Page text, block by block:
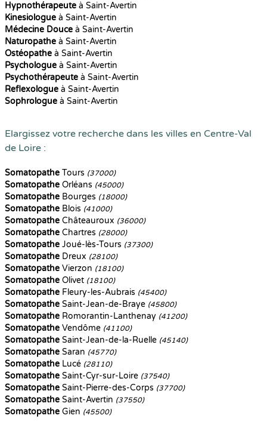
Hypnothérapeute à Saint-Avertin
Kinesiologue à Saint-Avertin
Médecine Douce à Saint-Avertin
Naturopathe à Saint-Avertin
Ostéopathe à Saint-Avertin
Psychologue à Saint-Avertin
Psychothérapeute à Saint-Avertin
Reflexologue à Saint-Avertin
Sophrologue à Saint-Avertin
Elargissez votre recherche dans les villes en Centre-Val
de Loire :
Somatopathe Tours (37000)
Somatopathe Orléans (45000)
Somatopathe Bourges (18000)
Somatopathe Blois (41000)
Somatopathe Châteauroux (36000)
Somatopathe Chartres (28000)
Somatopathe Joué-lès-Tours (37300)
Somatopathe Dreux (28100)
Somatopathe Vierzon (18100)
Somatopathe Olivet (18100)
Somatopathe Fleury-les-Aubrais (45400)
Somatopathe Saint-Jean-de-Braye (45800)
Somatopathe Romorantin-Lanthenay (41200)
Somatopathe Vendôme (41100)
Somatopathe Saint-Jean-de-la-Ruelle (45140)
Somatopathe Saran (45770)
Somatopathe Lucé (28110)
Somatopathe Saint-Cyr-sur-Loire (37540)
Somatopathe Saint-Pierre-des-Corps (37700)
Somatopathe Saint-Avertin (37550)
Somatopathe Gien (45500)